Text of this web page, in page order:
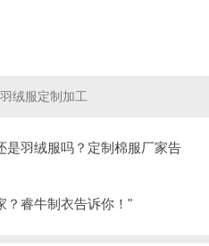
羽绒服定制加工
是羽绒服吗？定制棉服厂家告
？睿牛制衣告诉你！"